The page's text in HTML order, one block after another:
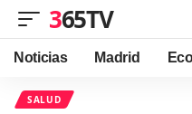
365TV
Noticias Madrid
SALUD